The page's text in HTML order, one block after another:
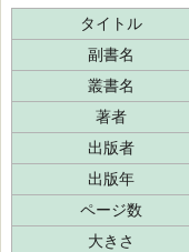
タイトル
副書名
叢書名
著者
出版者
出版年
ページ数
大きさ